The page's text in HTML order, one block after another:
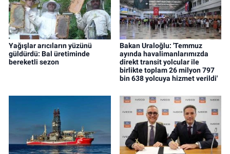
Yağışlar arıcıların yüzünü
güldürdü: Bal üretiminde
bereketli sezon
Bakan Uraloğlu: 'Temmuz
ayında havalimanlarımızda
direkt transit yolcular ile
birlikte toplam 26 milyon 797
bin 638 yolcuya hizmet verildi'